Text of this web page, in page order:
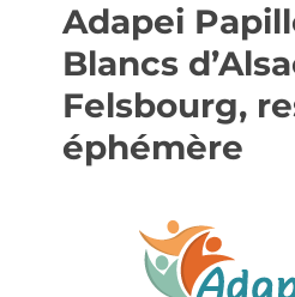
Adapei
Blancs
Felsbourg,
éphémère